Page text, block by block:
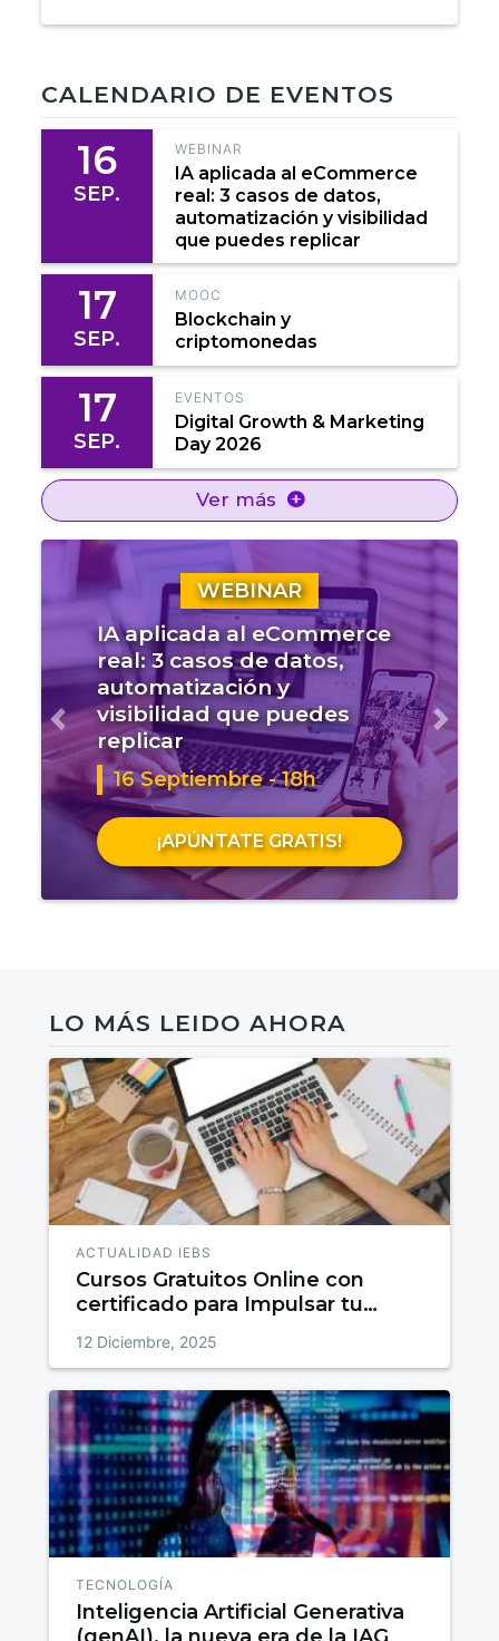
CALENDARIO DE EVENTOS
16
SEP.
WEBINAR
IA aplicada al eCommerce
real: 3 casos de datos,
automatización y visibilidad
que puedes replicar
17
SEP.
MOOC
Blockchain y
criptomonedas
17
SEP.
EVENTOS
Digital Growth & Marketing
Day 2026
Ver más
WEBINAR
IA aplicada al eCommerce
real: 3 casos de datos,
automatización y
visibilidad que puedes
replicar
16 Septiembre - 18h
¡APÚNTATE GRATIS!
Anterior
LO MÁS LEIDO AHORA
ACTUALIDAD IEBS
Cursos Gratuitos Online con
certificado para Impulsar tu
12 Diciembre, 2025
TECNOLOGÍA
Inteligencia Artificial Generativa